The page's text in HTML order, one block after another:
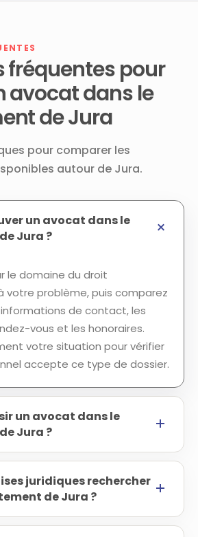
fréquentes pour
avocat dans le
de Jura
pour comparer les
autour de Jura.
un avocat dans le
Jura ?
le domaine du droit
votre problème, puis comparez
informations de contact, les
vous et les honoraires.
votre situation pour vérifier
accepte ce type de dossier.
un avocat dans le
Jura ?
juridiques rechercher
de Jura ?